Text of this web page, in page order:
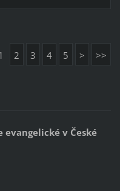
2 3 4 5 > >>
v České